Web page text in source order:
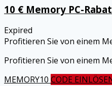
10 € Memory PC-
Expired
Profitieren Sie von einem
Profitieren Sie von einem
MEMORY10 CODE